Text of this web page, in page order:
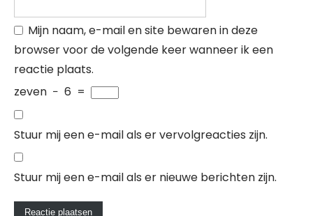
Mijn naam, e-mail en site bewaren in deze
browser voor de volgende keer wanneer ik een
reactie plaats.
zeven − 6 =
Stuur mij een e-mail als er vervolgreacties zijn.
Stuur mij een e-mail als er nieuwe berichten zijn.